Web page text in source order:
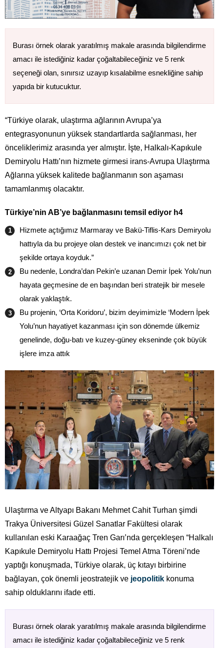
Burası örnek olarak yaratılmış makale arasında bilgilendirme
amacı ile istediğiniz kadar çoğaltabileceğiniz ve 5 renk
seçeneği olan, sınırsız uzayıp kısalabilme esnekliğine sahip
yapıda bir kutucuktur.
“Türkiye olarak, ulaştırma ağlarının Avrupa’ya
entegrasyonunun yüksek standartlarda sağlanması, her
önceliklerimiz arasında yer almıştır. İşte, Halkalı-Kapıkule
Demiryolu Hattı’nın hizmete girmesi irans-Avrupa Ulaştırma
Ağlarına yüksek kalitede bağlanmanın son aşaması
tamamlanmış olacaktır.
Türkiye’nin AB’ye bağlanmasını temsil ediyor h4
Hizmete açtığımız Marmaray ve Bakü-Tiflis-Kars Demiryolu
hattıyla da bu projeye olan destek ve inancımızı çok net bir
şekilde ortaya koyduk.”
Bu nedenle, Londra’dan Pekin’e uzanan Demir İpek Yolu’nun
hayata geçmesine de en başından beri stratejik bir mesele
olarak yaklaştık.
Bu projenin, ‘Orta Koridoru’, bizim deyimimizle ‘Modern İpek
Yolu’nun hayatiyet kazanması için son dönemde ülkemiz
genelinde, doğu-batı ve kuzey-güney ekseninde çok büyük
işlere imza attık
Ulaştırma ve Altyapı Bakanı Mehmet Cahit Turhan şimdi
Trakya Üniversitesi Güzel Sanatlar Fakültesi olarak
kullanılan eski Karaağaç Tren Garı’nda gerçekleşen “Halkalı
Kapıkule Demiryolu Hattı Projesi Temel Atma Töreni’nde
yaptığı konuşmada, Türkiye olarak, üç kıtayı birbirine
bağlayan, çok önemli jeostratejik ve jeopolitik konuma
sahip olduklarını ifade etti.
Burası örnek olarak yaratılmış makale arasında bilgilendirme
amacı ile istediğiniz kadar çoğaltabileceğiniz ve 5 renk